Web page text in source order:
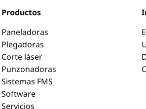
Productos
Paneladoras
Plegadoras
Corte láser
Punzonadoras
Sistemas FMS
Software
Servicios